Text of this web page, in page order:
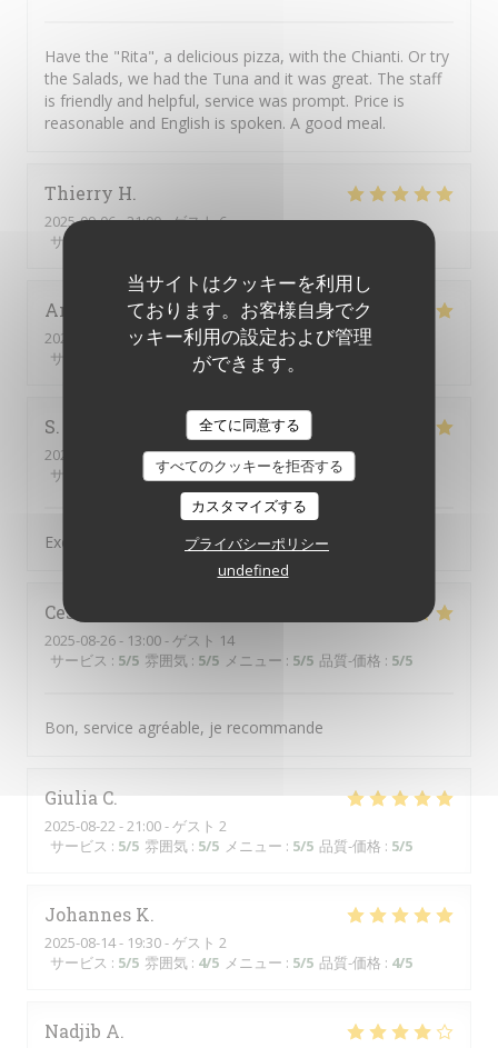
当サイトはクッキーを利用し
ております。お客様自身でク
ッキー利用の設定および管理
ができます。
全てに同意する
すべてのクッキーを拒否する
カスタマイズする
プライバシーポリシー
undefined
Have the "Rita", a delicious pizza, with the Chianti. Or try
the Salads, we had the Tuna and it was great. The staff
is friendly and helpful, service was prompt. Price is
reasonable and English is spoken. A good meal.
Thierry H
2025-09-06- 21:00 - ゲスト 6
サービス
Amine
2025-09-06
- 22:00 - ゲスト 2
サービス
:4/5 メニュー:
S
2025-09-05
- 20:00 - ゲスト 4
サービス
雰囲気 : 5/5 メニュー:5/5 品質-価格
Excellent et super service :-)
Cesar
2025-08-26- 13:00 - ゲスト 14
サービス : 5/5 雰囲気 : 5/5 メニュー : 5/5 品質-価格 : 5/5
Bon, service agréable, je recommande
Giulia C
2025-08-22 - 21:00 - ゲスト 2
サービス : 5/5 雰囲気 : 5/5 メニュー : 5/5 品質-価格 : 5/5
Johannes K
2025-08-14- 19:30 - ゲスト 2
サービス : 5/5 雰囲気 : 4/5 メニュー : 5/5 品質-価格 : 4/5
Nadjib A